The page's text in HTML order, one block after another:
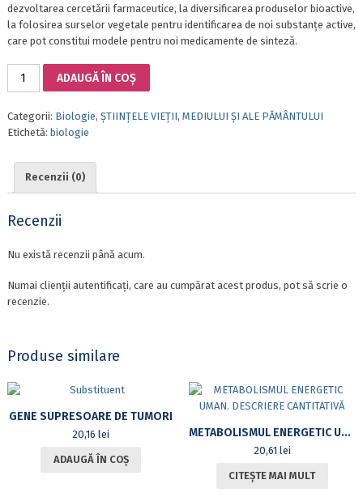
dezvoltarea cercetării farmaceutice, la diversificarea produselor bioactive,
la folosirea surselor vegetale pentru identificarea de noi substanțe active,
care pot constitui modele pentru noi medicamente de sinteză.
Cantitate
EFECTELE
BENEFICE
ALE
ADAUGĂ ÎN COȘ
Categorii: Biologie, ȘTIINȚELE VIEȚII, MEDIULUI ȘI ALE PĂMÂNTULUI
Etichetă: biologie
Recenzii (0)
Recenzii
Nu există recenzii până acum.
Numai clienții autentificați, care au cumpărat acest produs, pot să scrie o
recenzie.
Produse similare
GENE SUPRESOARE DE TUMORI
20,16 lei
ADAUGĂ ÎN COȘ
METABOLISMUL ENERGETIC UMAN. DESCRIERE CANTITATIVĂ
20,61 lei
CITEȘTE MAI MULT